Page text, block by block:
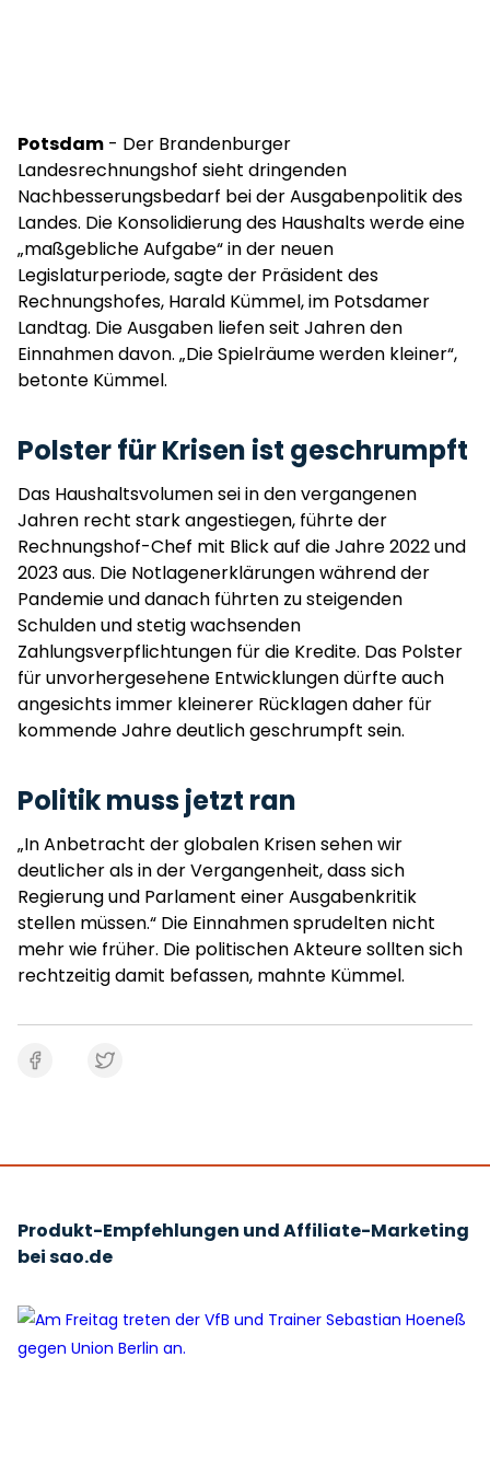
Potsdam - Der Brandenburger
Landesrechnungshof sieht dringenden
Nachbesserungsbedarf bei der Ausgabenpolitik des
Landes. Die Konsolidierung des Haushalts werde eine
„maßgebliche Aufgabe“ in der neuen
Legislaturperiode, sagte der Präsident des
Rechnungshofes, Harald Kümmel, im Potsdamer
Landtag. Die Ausgaben liefen seit Jahren den
Einnahmen davon. „Die Spielräume werden kleiner“,
betonte Kümmel.
Polster für Krisen ist geschrumpft
Das Haushaltsvolumen sei in den vergangenen
Jahren recht stark angestiegen, führte der
Rechnungshof-Chef mit Blick auf die Jahre 2022 und
2023 aus. Die Notlagenerklärungen während der
Pandemie und danach führten zu steigenden
Schulden und stetig wachsenden
Zahlungsverpflichtungen für die Kredite. Das Polster
für unvorhergesehene Entwicklungen dürfte auch
angesichts immer kleinerer Rücklagen daher für
kommende Jahre deutlich geschrumpft sein.
Politik muss jetzt ran
„In Anbetracht der globalen Krisen sehen wir
deutlicher als in der Vergangenheit, dass sich
Regierung und Parlament einer Ausgabenkritik
stellen müssen.“ Die Einnahmen sprudelten nicht
mehr wie früher. Die politischen Akteure sollten sich
rechtzeitig damit befassen, mahnte Kümmel.
Produkt-Empfehlungen und Affiliate-Marketing
bei sao.de